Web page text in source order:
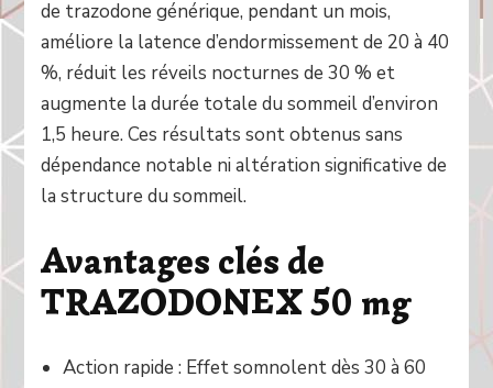
de trazodone générique, pendant un mois,
améliore la latence d’endormissement de 20 à 40
%, réduit les réveils nocturnes de 30 % et
augmente la durée totale du sommeil d’environ
1,5 heure. Ces résultats sont obtenus sans
dépendance notable ni altération significative de
la structure du sommeil.
Avantages clés de
TRAZODONEX 50 mg
Action rapide : Effet somnolent dès 30 à 60